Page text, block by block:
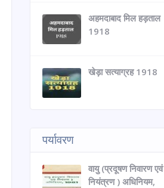
अहमदाबाद मिल हड़ताल
1918
खेड़ा सत्याग्रह 1918
पर्यावरण
वायु (प्रदूषण निवारण एवं
नियंत्रण ) अधिनियम,